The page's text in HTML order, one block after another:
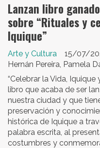
Lanzan libro
sobre “Rituales y
Iquique”
Hernán Pereira, Pamela
Arte y Cultura 15/07/
“Celebrar la Vida,
libro que acaba de ser
nuestra ciudad y que
preservación y
histórica de Iquique a
palabra escrita, al
costumbres y